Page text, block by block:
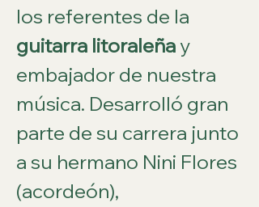
los referentes de la
guitarra litoraleña y
embajador de nuestra
música. Desarrolló gran
parte de su carrera junto
a su hermano Nini Flores
(acordeón),